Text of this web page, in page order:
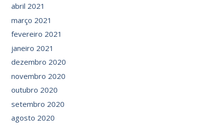
abril 2021
março 2021
fevereiro 2021
janeiro 2021
dezembro 2020
novembro 2020
outubro 2020
setembro 2020
agosto 2020